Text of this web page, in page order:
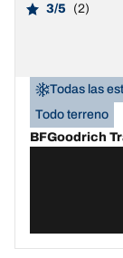
3/5 (2)
Todas las
Todo terreno
BFGoodrich